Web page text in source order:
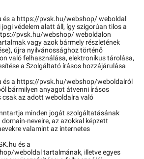
és a https://pvsk.hu/webshop/ weboldal
védelem alatt áll, így szigorúan tilos a
pvsk.hu/webshop/ weboldalon
vagy azok bármely részletének
újra nyilvánossághoz történő
való felhasználása, elektronikus tárolása,
a Szolgáltató írásos hozzájárulása
és a https://pvsk.hu/webshop/weboldalról
bármilyen anyagot átvenni írásos
csak az adott weboldalra való
minden jogát szolgáltatásának
neveire, az azokkal képzett
valamint az internetes
és a
weboldal tartalmának, illetve egyes